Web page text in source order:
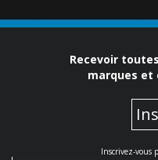
Recevoir
marques et
Inscrivez-vous